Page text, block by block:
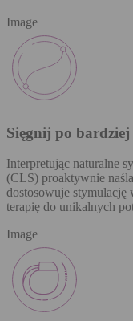
Image
Sięgnij po
Interpretując naturalne
(CLS) proaktywnie
dostosowuje stymulację
terapię do unikalnych
Image